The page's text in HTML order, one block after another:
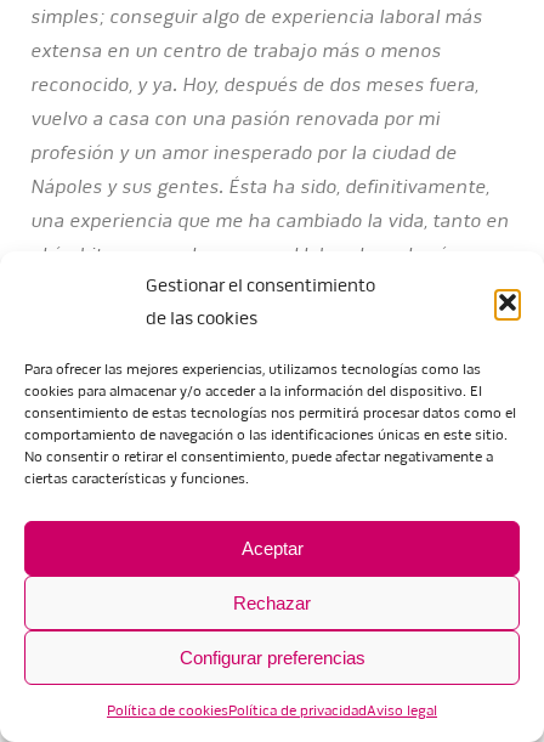
Gestionar el consentimiento
de las cookies
Para ofrecer las mejores experiencias, utilizamos tecnologías como las
cookies para almacenar y/o acceder a la información del dispositivo. El
consentimiento de estas tecnologías nos permitirá procesar datos como el
comportamiento de navegación o las identificaciones únicas en este sitio.
No consentir o retirar el consentimiento, puede afectar negativamente a
ciertas características y funciones.
Aceptar
Rechazar
Configurar preferencias
Política de cookiesPolítica de privacidadAviso legal
simples; conseguir algo de experiencia laboral más
extensa en un centro de trabajo más o menos
reconocido, y ya. Hoy, después de dos meses fuera,
vuelvo a casa con una pasión renovada por mi
profesión y un amor inesperado por la ciudad de
Nápoles y sus gentes. Ésta ha sido, definitivamente,
una experiencia que me ha cambiado la vida, tanto en
el ámbito personal como en el laboral, y volvería a
repetirla las veces que hiciera falta para revivir esa
satisfacción de sentir que estoy haciendo lo que
verdaderamente me gusta, acompañada de nuevas
personas impresionantes. A cualquiera que esté
pensando en apuntarse a este programa, lo animo a
hacerlo con la certeza de que será una vivencia
Lucía Fleta. CFGS Escultura Aplicada al Espectáculo.
Erasmus en Nápoles. (Junio 2024)
«Ha sido toda una experiencia inolvidable además de
enriquecedora ya que me ha hecho poner en práctica
muchos de las cosas que hemos dado en clase y